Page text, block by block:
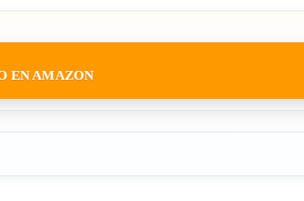
EN AMAZON